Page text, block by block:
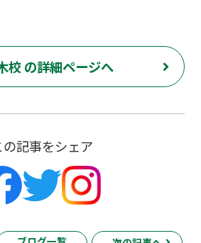
校 の詳細ページへ
の記事をシェア